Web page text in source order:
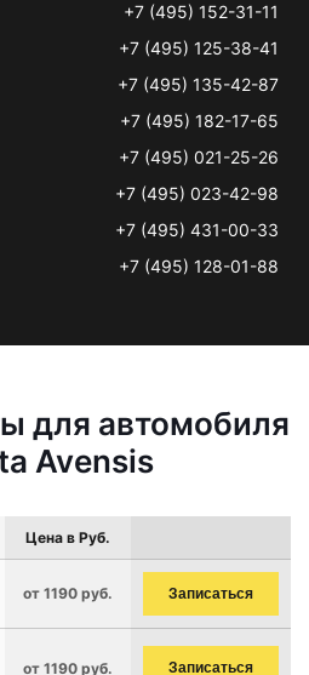
+7 (495) 152-31-11
+7 (495) 125-38-41
+7 (495) 135-42-87
+7 (495) 182-17-65
+7 (495) 021-25-26
+7 (495) 023-42-98
+7 (495) 431-00-33
+7 (495) 128-01-88
для автомобиля
Avensis
Цена в Руб.
от 1190 руб. Записаться
от 1190 руб. Записаться